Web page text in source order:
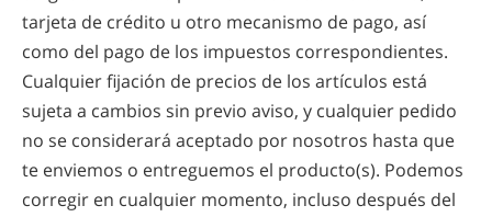
tarjeta de crédito u otro mecanismo de pago, así
como del pago de los impuestos correspondientes.
Cualquier fijación de precios de los artículos está
sujeta a cambios sin previo aviso, y cualquier pedido
no se considerará aceptado por nosotros hasta que
te enviemos o entreguemos el producto(s). Podemos
corregir en cualquier momento, incluso después del